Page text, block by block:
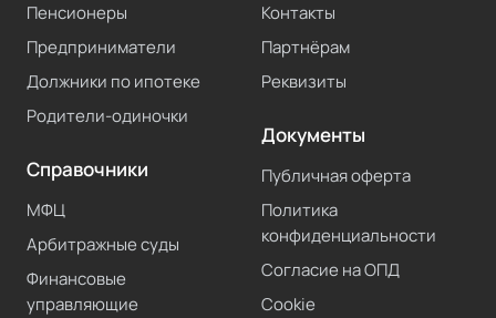
Пенсионеры
Предприниматели
Должники по ипотеке
Родители-одиночки
Справочники
МФЦ
Арбитражные суды
Финансовые
управляющие
Контакты
Партнёрам
Реквизиты
Документы
Публичная оферта
Политика
конфиденциальности
Согласие на ОПД
Cookie